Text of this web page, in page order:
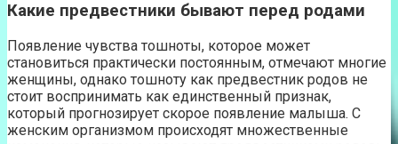
Какие предвестники бывают перед родами
Появление чувства тошноты, которое может
становиться практически постоянным, отмечают многие
женщины, однако тошноту как предвестник родов не
стоит воспринимать как единственный признак,
который прогнозирует скорое появление малыша. С
женским организмом происходят множественные